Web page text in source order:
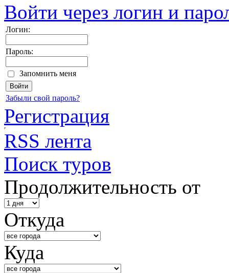
Войти через логин и
Логин:
Пароль:
Запомнить меня
Забыли свой пароль?
Регистрация
RSS лента
Поиск туров
Продолжительность от
Откуда
Куда